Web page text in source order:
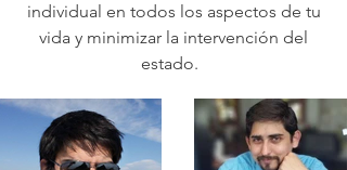
individual en todos los aspectos de tu
vida y minimizar la intervención del
estado.